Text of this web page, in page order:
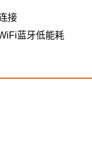
接
蓝牙低能耗